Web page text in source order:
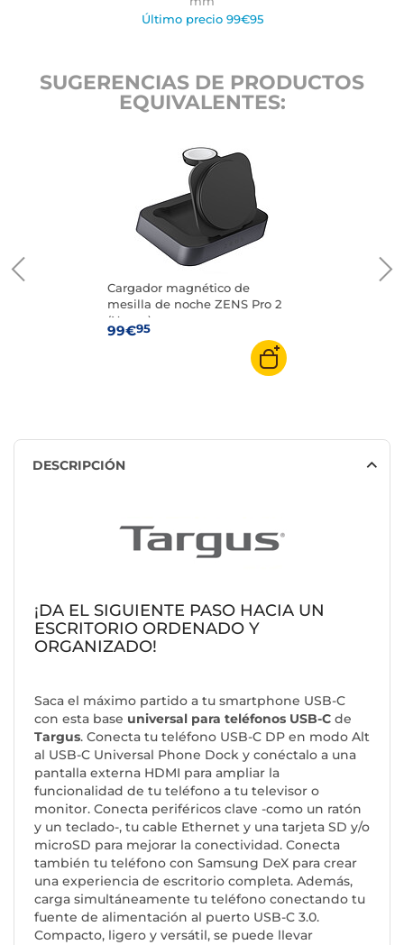
Último precio 99€95
SUGERENCIAS DE PRODUCTOS
EQUIVALENTES:
Cargador magnético de
mesilla de noche ZENS Pro 2
(Negro)
99€95
DESCRIPCIÓN
¡DA EL SIGUIENTE PASO HACIA UN
ESCRITORIO ORDENADO Y
ORGANIZADO!
Saca el máximo partido a tu smartphone USB-C
con esta base universal para teléfonos USB-C de
Targus. Conecta tu teléfono USB-C DP en modo Alt
al USB-C Universal Phone Dock y conéctalo a una
pantalla externa HDMI para ampliar la
funcionalidad de tu teléfono a tu televisor o
monitor. Conecta periféricos clave -como un ratón
y un teclado-, tu cable Ethernet y una tarjeta SD y/o
microSD para mejorar la conectividad. Conecta
también tu teléfono con Samsung DeX para crear
una experiencia de escritorio completa. Además,
carga simultáneamente tu teléfono conectando tu
fuente de alimentación al puerto USB-C 3.0.
Compacto, ligero y versátil, se puede llevar